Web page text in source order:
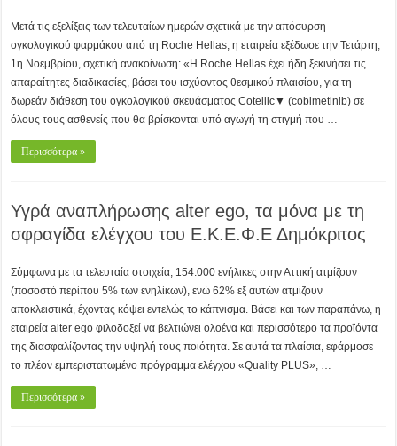
Mετά τις εξελίξεις των τελευταίων ημερών σχετικά με την απόσυρση
ογκολογικού φαρμάκου από τη Roche Hellas, η εταιρεία εξέδωσε την Τετάρτη,
1η Νοεμβρίου, σχετική ανακοίνωση: «H Roche Hellas έχει ήδη ξεκινήσει τις
απαραίτητες διαδικασίες, βάσει του ισχύοντος θεσμικού πλαισίου, για τη
δωρεάν διάθεση του ογκολογικού σκευάσματος Cotellic▼ (cobimetinib) σε
όλους τους ασθενείς που θα βρίσκονται υπό αγωγή τη στιγμή που …
Περισσότερα »
Υγρά αναπλήρωσης alter ego, τα μόνα με τη
σφραγίδα ελέγχου του Ε.Κ.Ε.Φ.Ε Δημόκριτος
Σύμφωνα με τα τελευταία στοιχεία, 154.000 ενήλικες στην Αττική ατμίζουν
(ποσοστό περίπου 5% των ενηλίκων), ενώ 62% εξ αυτών ατμίζουν
αποκλειστικά, έχοντας κόψει εντελώς το κάπνισμα. Βάσει και των παραπάνω, η
εταιρεία alter ego φιλοδοξεί να βελτιώνει ολοένα και περισσότερο τα προϊόντα
της διασφαλίζοντας την υψηλή τους ποιότητα. Σε αυτά τα πλαίσια, εφάρμοσε
το πλέον εμπεριστατωμένο πρόγραμμα ελέγχου «Quality PLUS», …
Περισσότερα »